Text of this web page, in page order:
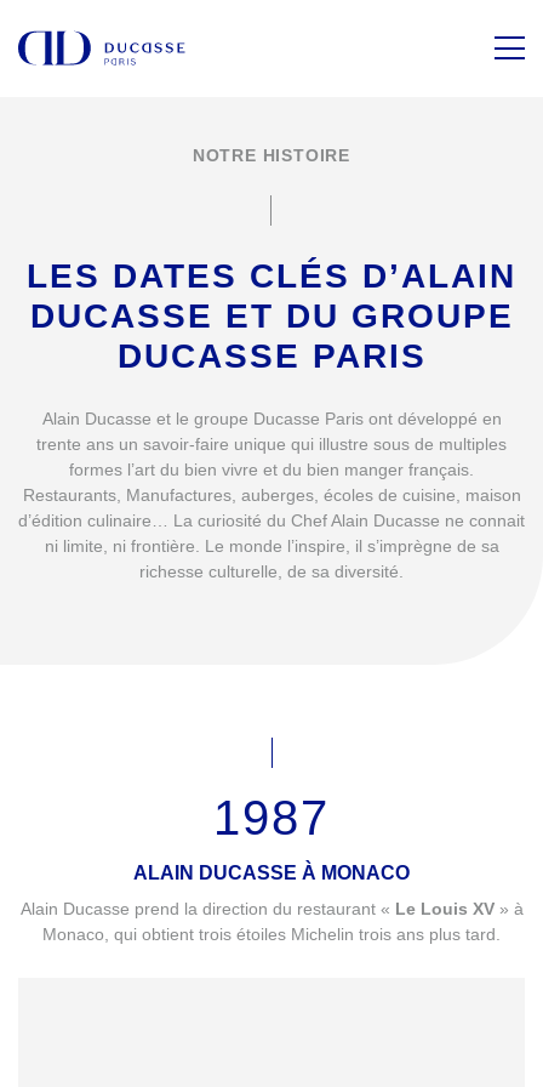
NOTRE HISTOIRE
LES DATES CLÉS D’ALAIN
DUCASSE ET DU GROUPE
DUCASSE PARIS
Alain Ducasse et le groupe Ducasse Paris ont développé en
trente ans un savoir-faire unique qui illustre sous de multiples
formes l’art du bien vivre et du bien manger français.
Restaurants, Manufactures, auberges, écoles de cuisine, maison
d’édition culinaire… La curiosité du Chef Alain Ducasse ne connait
ni limite, ni frontière. Le monde l’inspire, il s’imprègne de sa
richesse culturelle, de sa diversité.
1987
ALAIN DUCASSE À MONACO
Alain Ducasse prend la direction du restaurant « Le Louis XV» à
Monaco, qui obtient trois étoiles Michelin trois ans plus tard.